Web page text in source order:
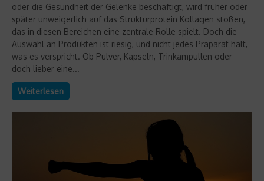
oder die Gesundheit der Gelenke beschäftigt, wird früher oder
später unweigerlich auf das Strukturprotein Kollagen stoßen,
das in diesen Bereichen eine zentrale Rolle spielt. Doch die
Auswahl an Produkten ist riesig, und nicht jedes Präparat hält,
was es verspricht. Ob Pulver, Kapseln, Trinkampullen oder
doch lieber eine...
Weiterlesen